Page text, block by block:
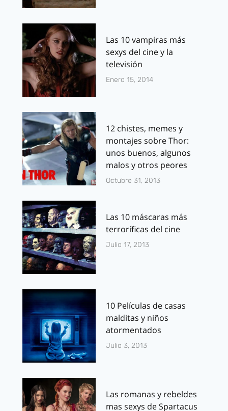
Las 10 vampiras más
sexys del cine y la
televisión
Enero 15, 2014
12 chistes, memes y
montajes sobre Thor:
unos buenos, algunos
malos y otros peores
Octubre 31, 2013
Las 10 máscaras más
terroríficas del cine
Julio 17, 2013
10 Películas de casas
malditas y niños
atormentados
Julio 3, 2013
Las romanas y rebeldes
mas sexys de Spartacus